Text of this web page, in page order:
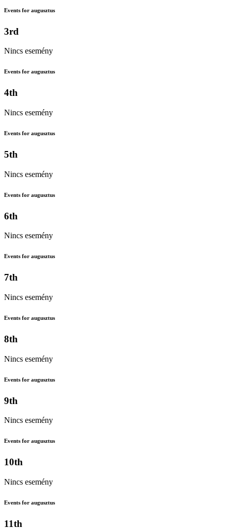
Events for augusztus
3rd
Nincs esemény
Events for augusztus
4th
Nincs esemény
Events for augusztus
5th
Nincs esemény
Events for augusztus
6th
Nincs esemény
Events for augusztus
7th
Nincs esemény
Events for augusztus
8th
Nincs esemény
Events for augusztus
9th
Nincs esemény
Events for augusztus
10th
Nincs esemény
Events for augusztus
11th